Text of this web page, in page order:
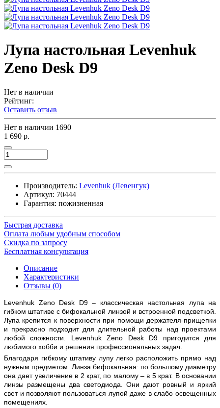
Лупа настольная Levenhuk
Zeno Desk D9
Нет в наличии
Рейтинг:
Оставить отзыв
Нет в наличии 1690
1 690 р.
Производитель: Levenhuk (Левенгук)
Артикул: 70444
Гарантия: пожизненная
Быстрая доставка
Оплата любым удобным способом
Скидка по запросу
Бесплатная консультация
Описание
Характеристики
Отзывы (0)
Levenhuk Zeno Desk D9 – классическая настольная лупа на
гибком штативе с бифокальной линзой и встроенной подсветкой.
Лупа крепится к поверхности при помощи держателя-прищепки
и прекрасно подходит для длительной работы над проектами
любой сложности. Levenhuk Zeno Desk D9 пригодится для
любимого хобби и решения профессиональных задач.
Благодаря гибкому штативу лупу легко расположить прямо над
нужным предметом. Линза бифокальная: по большому диаметру
она дает увеличение в 2 крат, по малому – в 5 крат. В основании
линзы размещены два светодиода. Они дают ровный и яркий
свет и позволяют пользоваться лупой даже в слабо освещенных
помещениях.